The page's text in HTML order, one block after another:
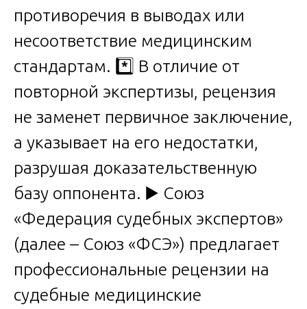
противоречия в выводах или
несоответствие медицинским
стандартам. *️⃣ В отличие от
повторной экспертизы, рецензия
не заменет первичное заключение,
а указывает на его недостатки,
разрушая доказательственную
базу оппонента. ▶️ Союз
«Федерация судебных экспертов»
(далее – Союз «ФСЭ») предлагает
профессиональные рецензии на
судебные медицинские